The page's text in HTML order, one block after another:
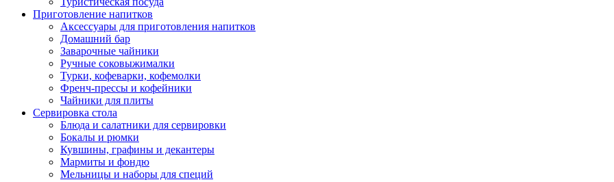
Приготовление напитков
Аксессуары для приготовления напитков
Домашний бар
Заварочные чайники
Ручные соковыжималки
Турки, кофеварки, кофемолки
Френч-прессы и кофейники
Чайники для плиты
Сервировка стола
Блюда и салатники для сервировки
Бокалы и рюмки
Кувшины, графины и декантеры
Мармиты и фондю
Мельницы и наборы для специй